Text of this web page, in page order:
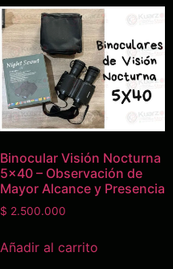
Binocular Visión Nocturna
5×40 – Observación de
Mayor Alcance y Presencia
$ 2.500.000
Añadir al carrito